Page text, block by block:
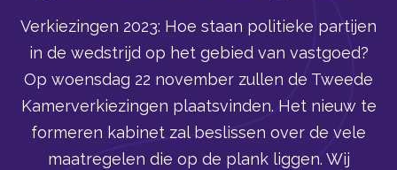
Verkiezingen 2023: Hoe staan politieke partijen
in de wedstrijd op het gebied van vastgoed?
Op woensdag 22 november zullen de Tweede
Kamerverkiezingen plaatsvinden. Het nieuw te
formeren kabinet zal beslissen over de vele
maatregelen die op de plank liggen. Wij